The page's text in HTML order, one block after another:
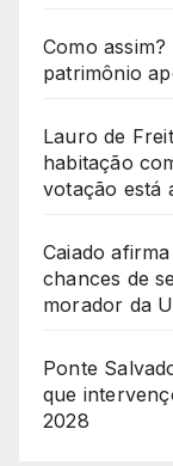
Como
patrimônio
Lauro de
habitação
votação está
Caiado
chances de
morador da
Ponte
que
2028